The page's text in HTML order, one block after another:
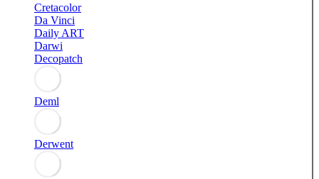
Cretacolor
Da Vinci
Daily ART
Darwi
Decopatch
Deml
Derwent